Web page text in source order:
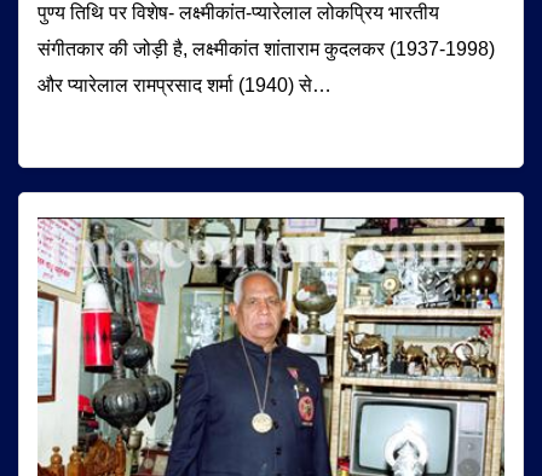
पुण्य तिथि पर विशेष- लक्ष्मीकांत-प्यारेलाल लोकप्रिय भारतीय
संगीतकार की जोड़ी है, लक्ष्मीकांत शांताराम कुदलकर (1937-1998)
और प्यारेलाल रामप्रसाद शर्मा (1940) से…